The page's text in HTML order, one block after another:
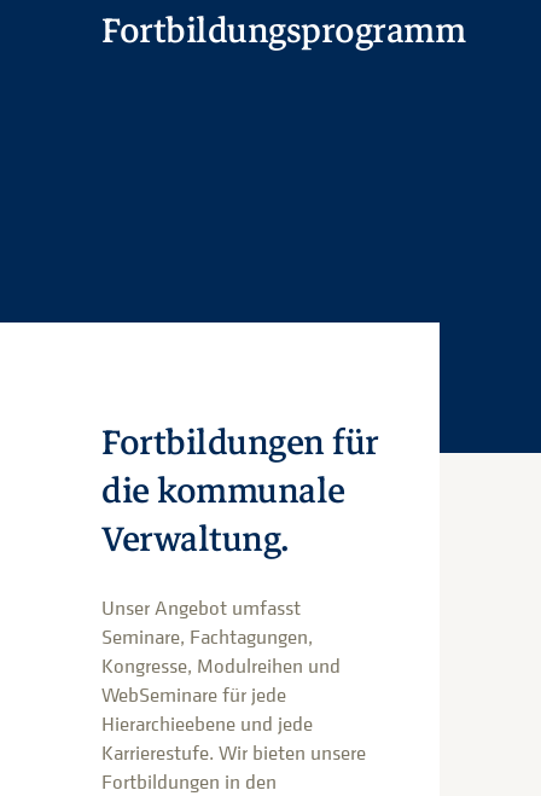
Fortbildungsprogramm
Fortbildungen für
die kommunale
Verwaltung.
Unser Angebot umfasst
Seminare, Fachtagungen,
Kongresse, Modulreihen und
WebSeminare für jede
Hierarchieebene und jede
Karrierestufe. Wir bieten unsere
Fortbildungen in den